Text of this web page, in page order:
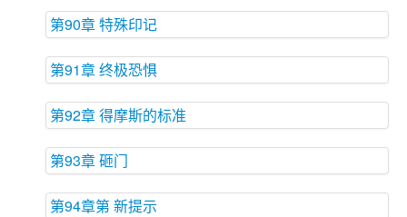
第90章 特殊印记
第91章 终极恐惧
第92章 得摩斯的标准
第93章 砸门
第94章第 新提示